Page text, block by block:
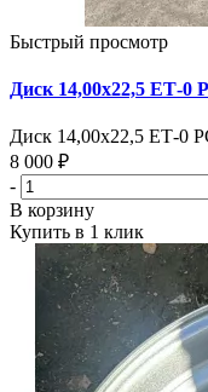
Быстрый просмотр
Диск 14,00х22,5 ЕТ-0
Диск 14,00х22,5 ЕТ-0
8 000 ₽
-
В корзину
Купить в 1 клик